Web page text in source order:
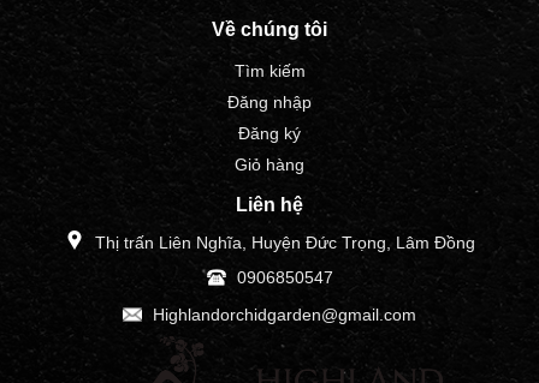
Về chúng tôi
Tìm kiếm
Đăng nhập
Đăng ký
Giỏ hàng
Liên hệ
Thị trấn Liên Nghĩa, Huyện Đức Trọng, Lâm Đồng
0906850547
Highlandorchidgarden@gmail.com